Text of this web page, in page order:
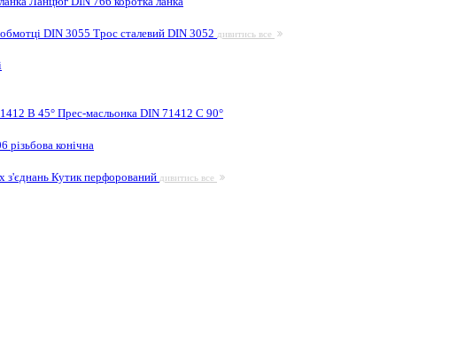
DIN 3055 Трос сталевий DIN 3052 дивитись все
B 45°Прес-масльонка DIN 71412 C 90°
різьбова конічна
з'єднаньКутик перфорований дивитись все